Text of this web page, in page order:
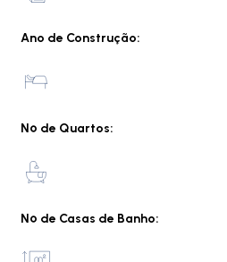
Ano de Construção:
Nº de Quartos:
Nº de Casas de Banho: